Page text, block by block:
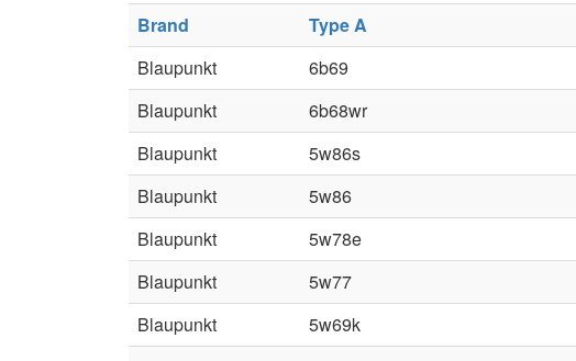
Brand Type A
Blaupunkt
6b69
Blaupunkt
6b68wr
Blaupunkt
5w86s
Blaupunkt
5w86
Blaupunkt
5w78e
Blaupunkt
5w77
Blaupunkt
5w69k